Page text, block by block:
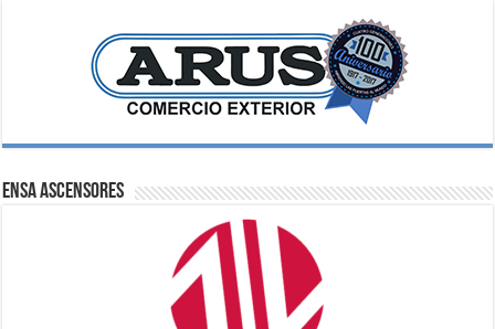
ENSA Ascensores